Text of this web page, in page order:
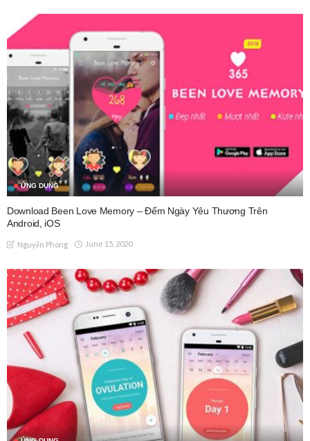
ỨNG DỤNG
Download Been Love Memory – Đếm Ngày Yêu Thương Trên
Android, iOS
Nguyễn Phong June 15, 2020